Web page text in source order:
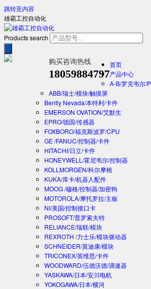
跳转至内容
雄霸工控自动化
Products search
购买咨询热线
18059884797
首页
产品中心
A-B/罗克韦尔/
ABB/瑞士/模块/触摸屏
Bently Nevada/本特利/卡件
EMERSON OVATION/艾默生
EPRO/德国/传感器
FOXBORO/福克斯波罗/CPU
GE /FANUC/控制器/卡件
HITACHI/日立/卡件
HONEYWELL/霍尼韦尔/控制器
KOLLMORGEN/科尔摩根
KUKA/库卡/机器人配件
MOOG /穆格/控制器/加密狗
MOTOROLA/摩托罗拉/主板
NI/美国/控制接口卡
PROSOFT/普罗索夫特
RELIANCE/瑞联/模块
REXROTH /力士乐/模块驱动器
SCHNEIDER/莫迪康/模块
TRICONEX/英维思/卡件
WOODWARD/伍德沃德/调速器
YASKAWA/日本/安川电机
YOKOGAWA/日本/横河